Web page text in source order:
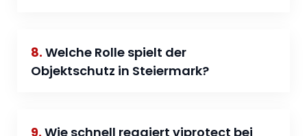
8. Welche Rolle spielt der
Objektschutz in Steiermark?
9. Wie schnell reagiert viprotect bei